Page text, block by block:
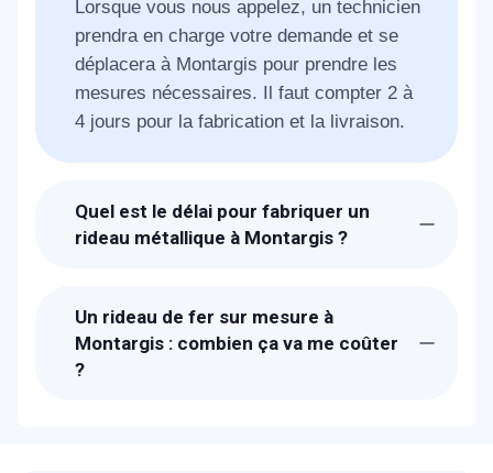
Lorsque vous nous appelez, un technicien
prendra en charge votre demande et se
déplacera à Montargis pour prendre les
mesures nécessaires. Il faut compter 2 à
4 jours pour la fabrication et la livraison.
Quel est le délai pour fabriquer un
rideau métallique à Montargis ?
vous à Montargis dans la journée. Il faut
compter deux jours pour la fabrication et
l'expédition de votre rideau.
Un rideau de fer sur mesure à
Montargis : combien ça va me coûter
?